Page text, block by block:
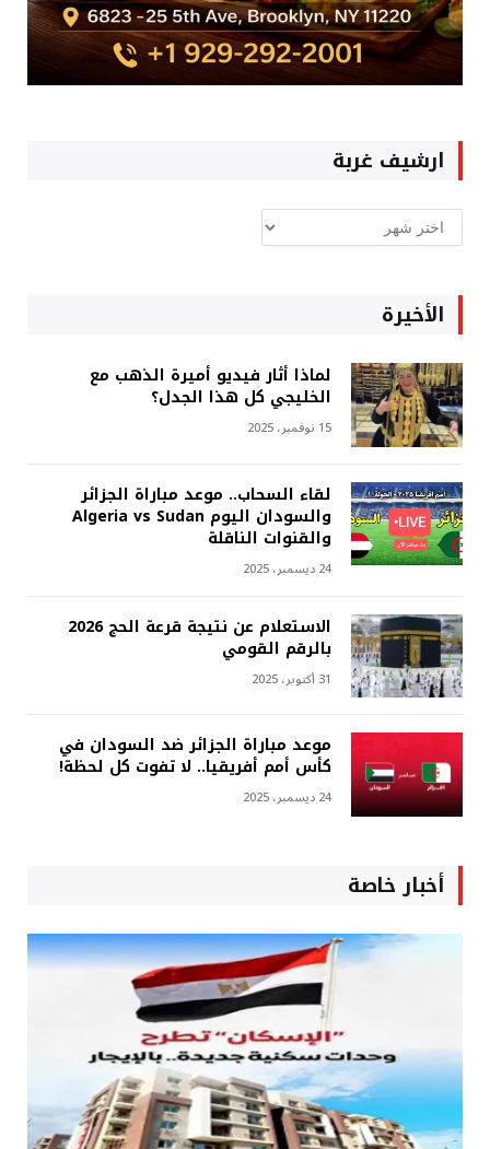
ارشيف غربة
ارشيف
غربة
الأخيرة
لماذا أثار فيديو أميرة الذهب مع
الخليجي كل هذا الجدل؟
15 نوفمبر، 2025
لقاء السحاب.. موعد مباراة الجزائر
والسودان اليوم Algeria vs Sudan
والقنوات الناقلة
24 ديسمبر، 2025
الاستعلام عن نتيجة قرعة الحج 2026
بالرقم القومي
31 أكتوبر، 2025
موعد مباراة الجزائر ضد السودان في
كأس أمم أفريقيا.. لا تفوت كل لحظة!
24 ديسمبر، 2025
أخبار خاصة